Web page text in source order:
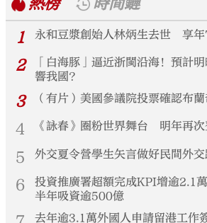
熱榜
時間鏈
1
永和豆漿創始人林炳生去世 享
2
「白海豚」逼近浙閩沿海！預計
響我國？
3 （有片）美國參議院投票確認布
4 《詠春》圈粉世界舞台 明年再
5 外交夏令營學生矢言做好民間外
6
投資推廣署超額完成KPI增逾2.1
半年吸資逾500億
去年逾3.1萬外國人申請留港工